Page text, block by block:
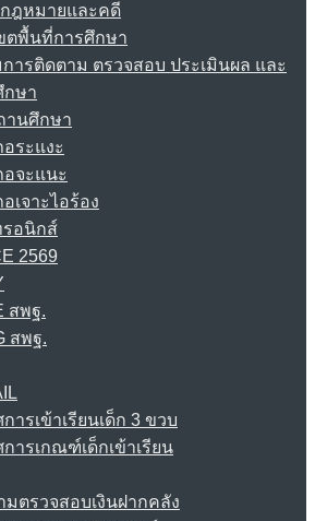
ฎหมายและคดี
ตพื้นที่การศึกษา
ารติดตาม ตรวจสอบ ประเมินผล และ
กษา
านศึกษา
อระแงะ
อจะแนะ
อเจาะไอร้อง
รอนิกส์
2569
สพฐ.
สพฐ.
ารเข้าเรียนเด็ก 3 ขวบ
ารเกณฑ์เด็กเข้าเรียน
มตรวจสอบเงินฝากคลัง